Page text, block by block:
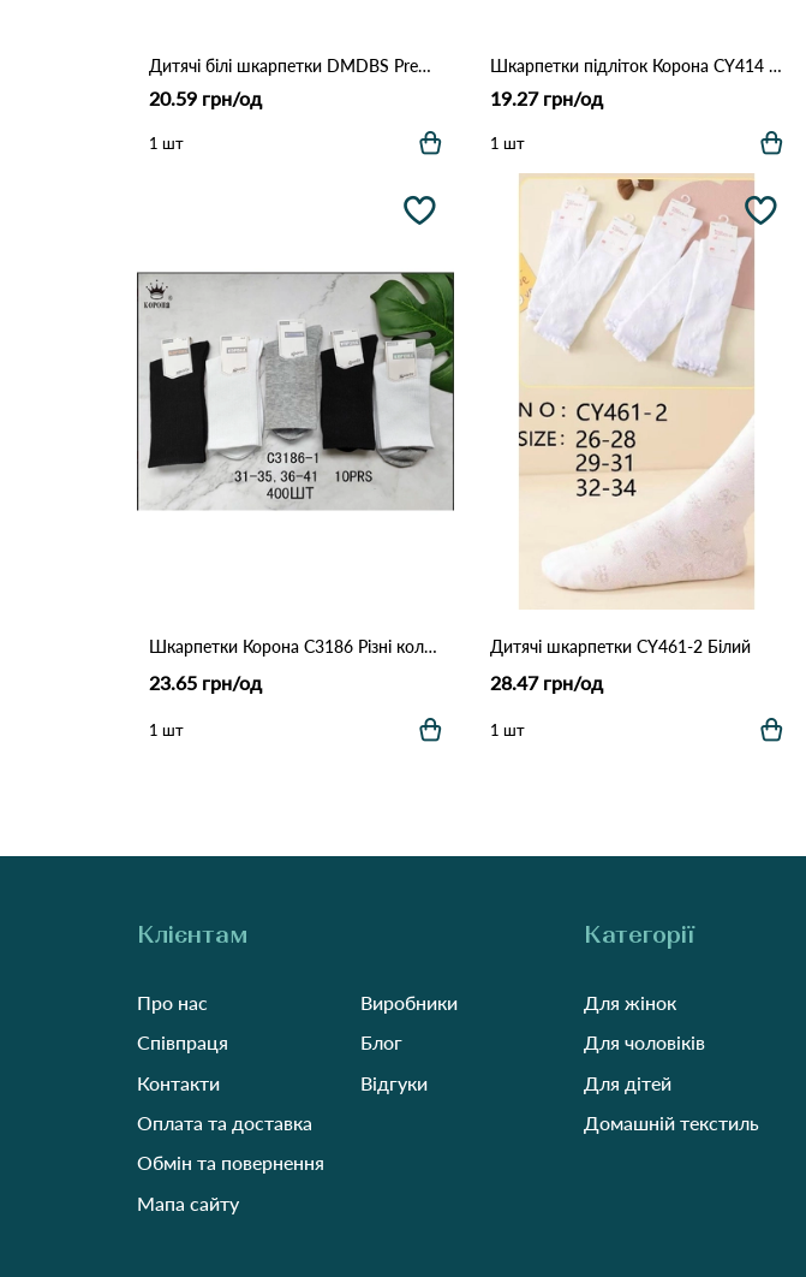
Дитячі білі шкарпетки DMDBS Premium Cotton (Опт) CL014 Білий
20.59 грн/од
1 шт
Шкарпетки підліток Корона CY414 Білий
19.27 грн/од
1 шт
Шкарпетки Корона C3186 Різні кольори
23.65 грн/од
1 шт
Дитячі шкарпетки CY461-2 Білий
28.47 грн/од
1 шт
Клієнтам
Про нас
Співпраця
Контакти
Оплата та доставка
Обмін та повернення
Мапа сайту
Виробники
Блог
Відгуки
Категорії
Для жінок
Для чоловіків
Для дітей
Домашній текстиль